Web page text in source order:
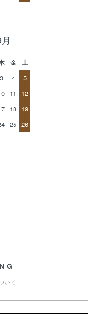
金
土
3 4
5
11
12
18 19
25 26
いて